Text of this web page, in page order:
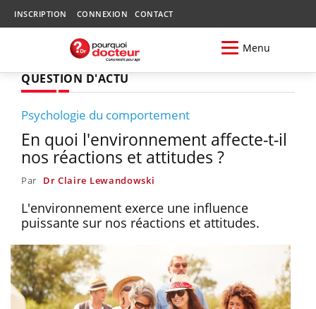
INSCRIPTION CONNEXION CONTACT
Menu
QUESTION D'ACTU
Psychologie du comportement
En quoi l'environnement affecte-t-il
nos réactions et attitudes ?
Par Dr Claire Lewandowski
L'environnement exerce une influence
puissante sur nos réactions et attitudes.